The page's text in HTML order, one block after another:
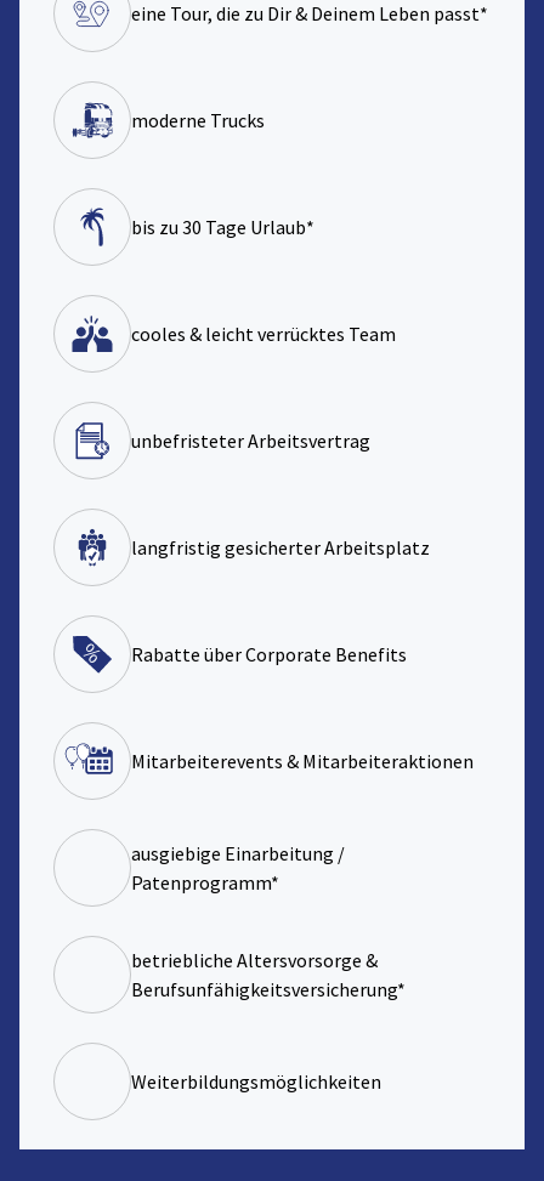
eine Tour, die zu Dir & Deinem Leben passt*
moderne Trucks
bis zu 30 Tage Urlaub*
cooles & leicht verrücktes Team
unbefristeter Arbeitsvertrag
langfristig gesicherter Arbeitsplatz
Rabatte über Corporate Benefits
Mitarbeiterevents & Mitarbeiteraktionen
ausgiebige Einarbeitung /
Patenprogramm*
betriebliche Altersvorsorge &
Berufsunfähigkeitsversicherung*
Weiterbildungsmöglichkeiten